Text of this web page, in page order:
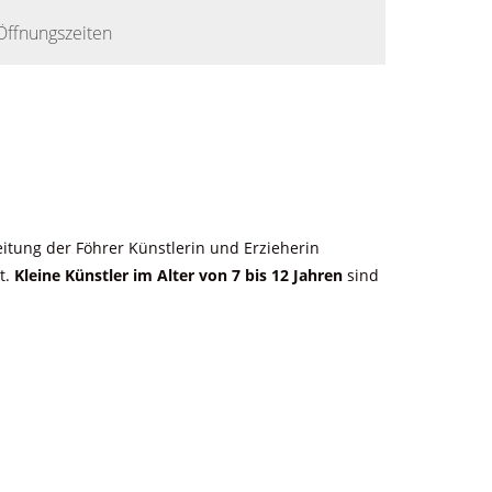
der Föhrer Künstlerin und Erzieherin
Kleine Künstler im Alter von 7 bis 12 Jahren sind